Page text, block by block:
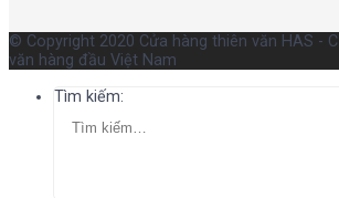
© Copyright 2020 Cửa hàng thiên văn HAS -
văn hàng đầu Việt Nam
Tìm kiếm: